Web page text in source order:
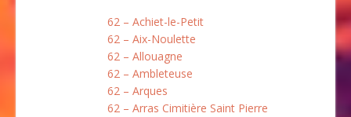
62 – Achiet-le-Petit
62 – Aix-Noulette
62 – Allouagne
62 – Ambleteuse
62 – Arques
62 – Arras Cimitière Saint Pierre